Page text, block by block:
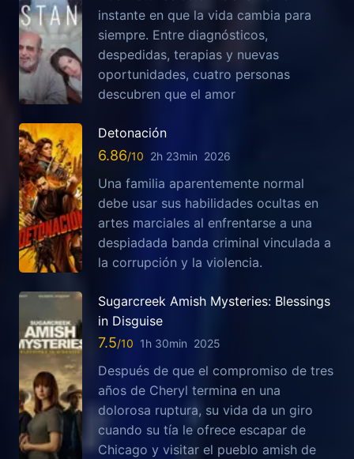
instante en que la vida cambia para
siempre. Entre diagnósticos,
despedidas, terapias y nuevas
oportunidades, cuatro personas
descubren que el amor
Detonación
6.86 2h 23min 2026
Una familia aparentemente normal
debe usar sus habilidades ocultas en
artes marciales al enfrentarse a una
despiadada banda criminal vinculada a
la corrupción y la violencia.
Sugarcreek Amish Mysteries: Blessings
in Disguise
7.5 1h 30min 2025
Después de que el compromiso de tres
años de Cheryl termina en una
dolorosa ruptura, su vida da un giro
cuando su tía le ofrece escapar de
Chicago y visitar el pueblo amish de